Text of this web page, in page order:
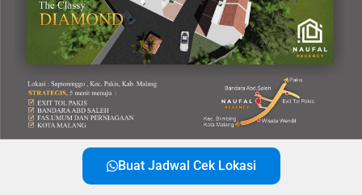
Buat Jadwal Cek Lokasi